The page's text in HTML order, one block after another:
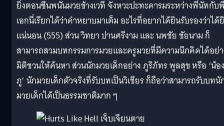
ยิ่งตอนซีนพนันมวยข้างเวที จังหวะปะทะคารมระหว่างพี่นัทกับ
เอกนี่เรียกได้ว่าคำหยาบมาเต็ม อะไรที่อยากได้ยินรับรองว่าได้
แน่นอน (555) ส่วน วิทยา ปานศรีงาม และ นพชัย ชัยนาม ก็
สามารถสวมบทกรรมการมวยและครูมวยที่มีความนึกคิดได้อย่
มิติชวนให้ค้นหา ส่วนนักมวยเด็กอย่าง ภูริภัทร พูลสุข หรือ ‘น้อ
ภู’ นักมวยเด็กตัวจริงที่รับบทเป็นวิเชียร ก็ถือว่าสามารถรับบทนั
มวยเด็กได้เป็นธรรมชาติมาก ๆ